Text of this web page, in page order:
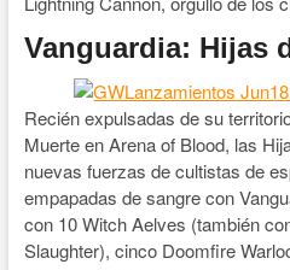
Vanguardia: Hijas
Recién expulsadas de su
Muerte en Arena of Blood, las
nuevas fuerzas de cultistas de
empapadas de sangre con
con 10 Witch Aelves (también
Slaughter), cinco Doomfire